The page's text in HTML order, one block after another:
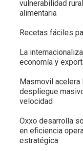
vulnerabilidad
alimentaria
Recetas fáciles
La
economía y
Masmovil acelera
despliegue
velocidad
Oxxo desarrolla
en eficiencia
estratégica